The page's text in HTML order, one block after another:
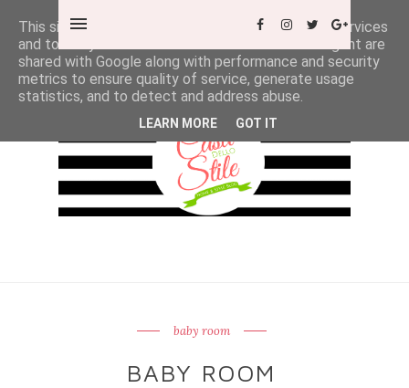
baby room
BABY ROOM
This site uses cookies from Google to deliver its services
and to analyze traffic. Your IP address and user-agent are
shared with Google along with performance and security
metrics to ensure quality of service, generate usage
statistics, and to detect and address abuse.
LEARN MORE GOT IT